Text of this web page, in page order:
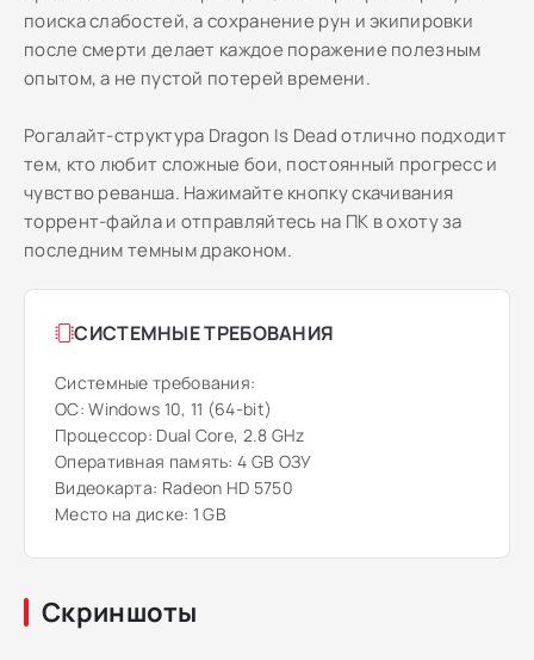
поиска слабостей, а сохранение рун и экипировки
после смерти делает каждое поражение полезным
опытом, а не пустой потерей времени.
Рогалайт-структура Dragon Is Dead отлично подходит
тем, кто любит сложные бои, постоянный прогресс и
чувство реванша. Нажимайте кнопку скачивания
торрент-файла и отправляйтесь на ПК в охоту за
последним темным драконом.
СИСТЕМНЫЕ ТРЕБОВАНИЯ
Системные требования:
ОС: Windows 10, 11 (64-bit)
Процессор: Dual Core, 2.8 GHz
Оперативная память: 4 GB ОЗУ
Видеокарта: Radeon HD 5750
Место на диске: 1 GB
Скриншоты